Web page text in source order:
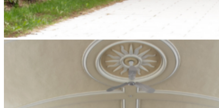
Deux choeurs en fête
Le Monastère des Augustines